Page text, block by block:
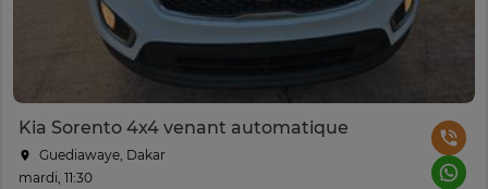
Kia Sorento 4x4 venant automatique
Guediawaye, Dakar
mardi, 11:30